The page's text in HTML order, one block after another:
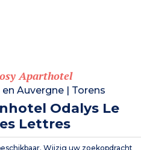
Aparthotel
Auvergne| Torens
Odalys Le
Lettres
Wijzig uw zoekopdracht